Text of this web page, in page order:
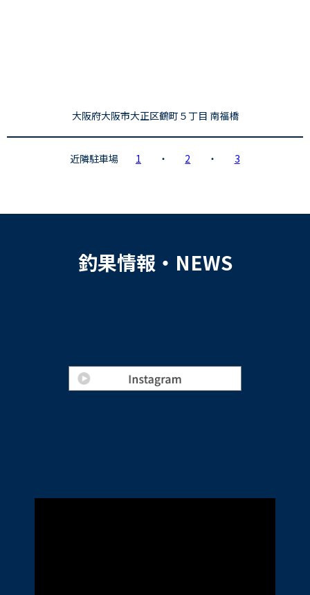
大阪府大阪市大正区鶴町５丁目 南福橋
近隣駐車場 1 ・ 2 ・ 3
釣果情報・NEWS